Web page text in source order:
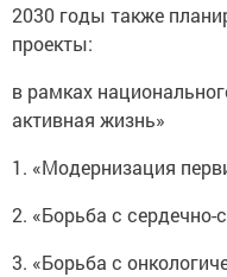
2030 годы также
проекты:
в рамках
активная жизнь»
1. «Модернизация
2. «Борьба с
3. «Борьба с